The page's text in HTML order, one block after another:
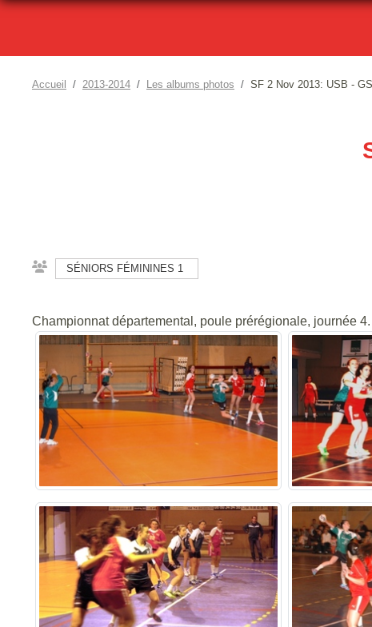
Accueil 2013-2014 Les albums photos SF 2 Nov 2013: USB -
SÉNIORS FÉMININES 1
Championnat départemental, poule prérégionale, journée